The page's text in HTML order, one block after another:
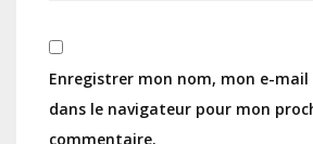
Enregistrer mon nom, mon e-
dans le navigateur pour mon
commentaire.